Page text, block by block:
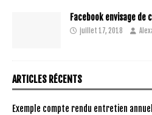
Facebook envisage
juillet 17, 2018
ARTICLES RÉCENTS
Exemple compte rendu entretien